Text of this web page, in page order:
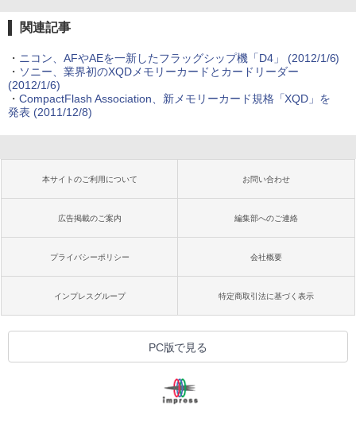
関連記事
・ ニコン、AFやAEを一新したフラッグシップ機「D4」 (2012/1/6)
・ ソニー、業界初のXQDメモリーカードとカードリーダー
(2012/1/6)
・ CompactFlash Association、新メモリーカード規格「XQD」を
発表 (2011/12/8)
本サイトのご利用について お問い合わせ
広告掲載のご案内 編集部へのご連絡
プライバシーポリシー 会社概要
インプレスグループ 特定商取引法に基づく表示
PC版で見る